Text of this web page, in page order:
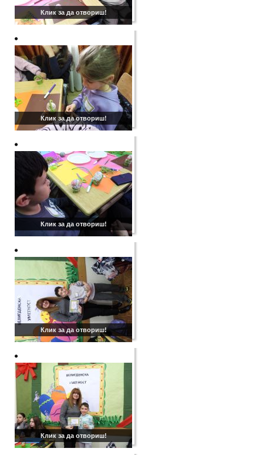
Клик за да отвориш!
Клик за да отвориш!
Клик за да отвориш!
Клик за да отвориш!
Клик за да отвориш!